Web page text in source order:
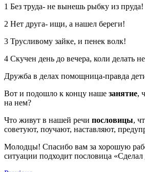
1 Без труда- не вынешь рыбку из пруда!
2 Нет друга- ищи, а нашел береги!
3 Трусливому зайке, и пенек волк!
4 Скучен день до вечера, коли делать
Дружба в делах помощница-правда
Вот и подошло к концу наше занятие,
на нем?
Что живут в нашей речи пословицы,
советуют, поучают, наставляют,
Молодцы! Спасибо вам за хорошую
ситуации подходит пословица «Сделал